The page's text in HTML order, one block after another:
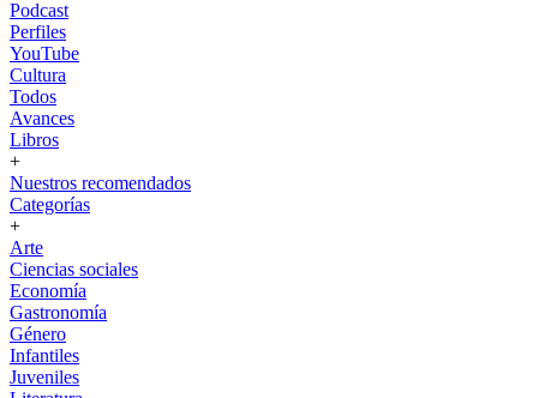
Podcast
Perfiles
YouTube
Cultura
Todos
Avances
Libros
+
Nuestros recomendados
Categorías
+
Arte
Ciencias sociales
Economía
Gastronomía
Género
Infantiles
Juveniles